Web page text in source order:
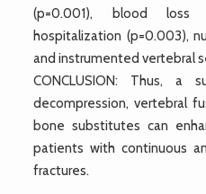
(p=0.001), blood loss
hospitalization (p=0.003),
and instrumented vertebral
CONCLUSION: Thus, a
decompression, vertebral
bone substitutes can
patients with continuous
fractures.